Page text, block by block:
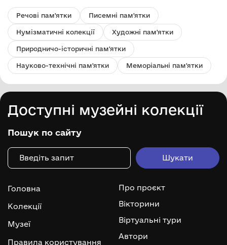
Речові пам'ятки Писемні пам'ятки
Нумізматичні колекції Художні пам'ятки
Природничо-історичні пам'ятки
Науково-технічні пам'ятки Меморіальні пам'ятки
Доступні музейні колекції
Пошук по сайту
Головна
Колекції
Музеї
Правила користування
Про проєкт
Вікторини
Віртуальні тури
Автори